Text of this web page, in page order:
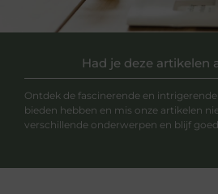
Had je deze artikelen
Ontdek de fascinerende en
bieden hebben en mis onze artikelen
verschillende onderwerpen en blijf